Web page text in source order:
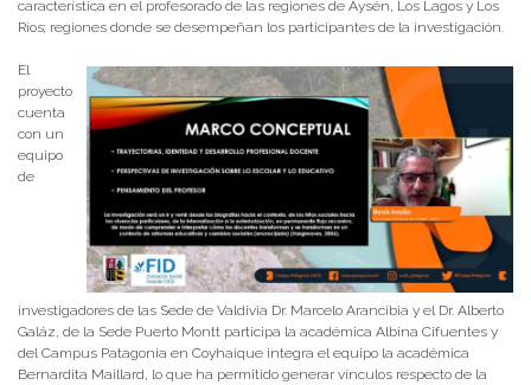
característica en el profesorado de las regiones de Aysén, Los Lagos y Los
Ríos; regiones donde se desempeñan los participantes de la investigación.
El
proyecto
cuenta
con un
equipo
de
investigadores de las Sede de Valdivia Dr. Marcelo Arancibia y el Dr. Alberto
Galáz, de la Sede Puerto Montt participa la académica Albina Cifuentes y
del Campus Patagonia en Coyhaique integra el equipo la académica
Bernardita Maillard, lo que ha permitido generar vínculos respecto de la